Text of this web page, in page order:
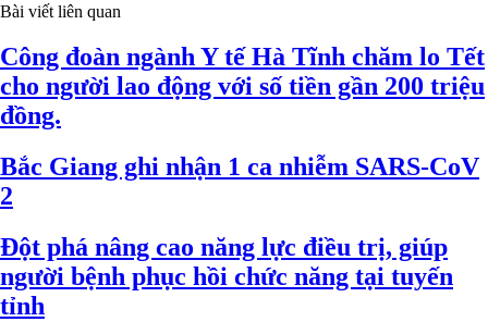
Bài viết liên quan
Công đoàn ngành Y tế Hà Tĩnh chăm lo Tết
cho người lao động với số tiền gần 200 triệu
đồng.
Bắc Giang ghi nhận 1 ca nhiễm SARS-CoV
2
Đột phá nâng cao năng lực điều trị, giúp
người bệnh phục hồi chức năng tại tuyến
tỉnh